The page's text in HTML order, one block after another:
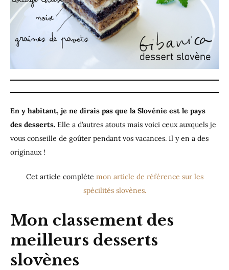
En y habitant, je ne dirais pas que la Slovénie est le pays
des desserts. Elle a d’autres atouts mais voici ceux auxquels je
vous conseille de goûter pendant vos vacances. Il y en a des
originaux !
Cet article complète mon article de référence sur les
spécilités slovènes.
Mon classement des
meilleurs desserts
slovènes